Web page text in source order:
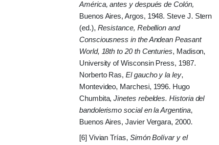
América, antes y después de Colón,
Buenos Aires, Argos, 1948. Steve J. Stern
(ed.), Resistance, Rebellion and
Consciousness in the Andean Peasant
World, 18th to 20 th Centuries, Madison,
University of Wisconsin Press, 1987.
Norberto Ras,El gaucho y la ley,
Montevideo, Marchesi, 1996. Hugo
Chumbita,Jinetes rebeldes. Historia del
bandolerismo social en la Argentina,
Buenos Aires, Javier Vergara, 2000.
[6] Vivian Trías, Simón Bolívar y el